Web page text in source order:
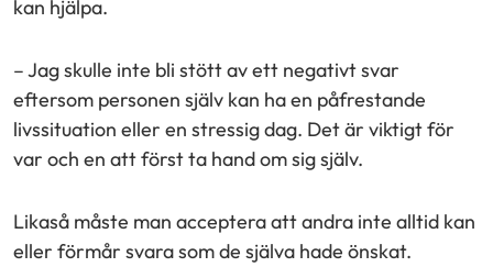
kan hjälpa.
– Jag skulle inte bli stött av ett negativt svar
eftersom personen själv kan ha en påfrestande
livssituation eller en stressig dag. Det är viktigt för
var och en att först ta hand om sig själv.
Likaså måste man acceptera att andra inte alltid kan
eller förmår svara som de själva hade önskat.